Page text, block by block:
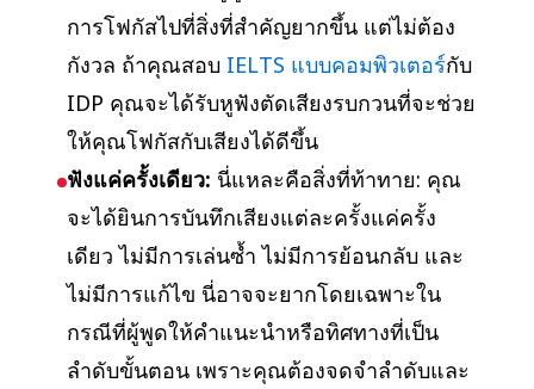
การโฟกัสไปที่สิ่งที่สำคัญยากขึ้น แต่ไม่ต้อง
กังวล ถ้าคุณสอบ IELTS แบบคอมพิวเตอร์กับ
IDP คุณจะได้รับหูฟังตัดเสียงรบกวนที่จะช่วย
ให้คุณโฟกัสกับเสียงได้ดีขึ้น
ฟังแค่ครั้งเดียว: นี่แหละคือสิ่งที่ท้าทาย: คุณ
จะได้ยินการบันทึกเสียงแต่ละครั้งแค่ครั้ง
เดียว ไม่มีการเล่นซ้ำ ไม่มีการย้อนกลับ และ
ไม่มีการแก้ไข นี่อาจจะยากโดยเฉพาะใน
กรณีที่ผู้พูดให้คำแนะนำหรือทิศทางที่เป็น
ลำดับขั้นตอน เพราะคุณต้องจดจำลำดับและ